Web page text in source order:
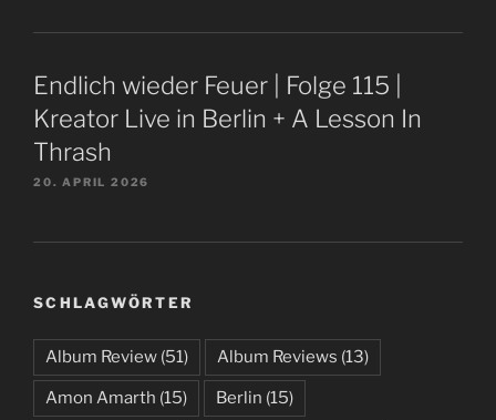
Endlich wieder Feuer | Folge 115 |
Kreator Live in Berlin + A Lesson In
Thrash
20. APRIL 2026
SCHLAGWÖRTER
Album Review (51) Album Reviews (13)
Amon Amarth (15) Berlin (15)